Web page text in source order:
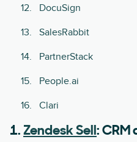
DocuSign
SalesRabbit
PartnerStack
People.ai
Clari
1. Zendesk Sell: CRM